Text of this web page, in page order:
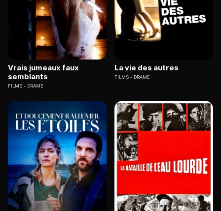
Vrais jumeaux faux
semblants
FILMS DRAME
La vie des autres
FILMS DRAME